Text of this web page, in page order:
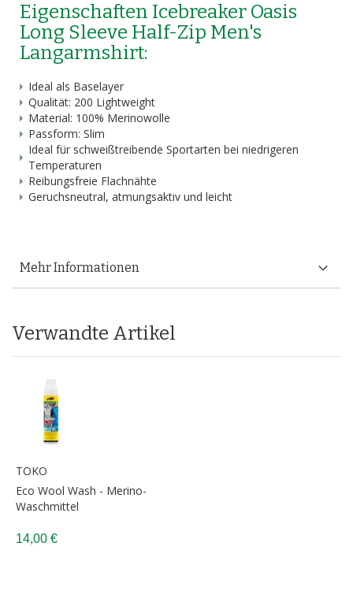
Eigenschaften Icebreaker Oasis
Long Sleeve Half-Zip Men's
Langarmshirt:
Ideal als Baselayer
Qualität: 200 Lightweight
Material: 100% Merinowolle
Passform: Slim
Ideal für schweißtreibende Sportarten bei niedrigeren
Temperaturen
Reibungsfreie Flachnähte
Geruchsneutral, atmungsaktiv und leicht
Mehr Informationen
Verwandte Artikel
TOKO
Eco Wool Wash - Merino-
Waschmittel
14,00 €